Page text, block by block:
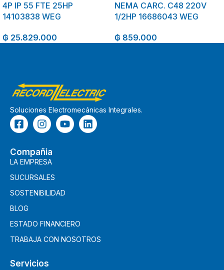
4P IP 55 FTE 25HP
14103838 WEG
₲ 25.829.000
NEMA CARC. C48 220V
1/2HP 16686043 WEG
₲ 859.000
Soluciones Electromecánicas Integrales.
Compañia
LA EMPRESA
SUCURSALES
SOSTENIBILIDAD
BLOG
ESTADO FINANCIERO
TRABAJA CON NOSOTROS
Servicios